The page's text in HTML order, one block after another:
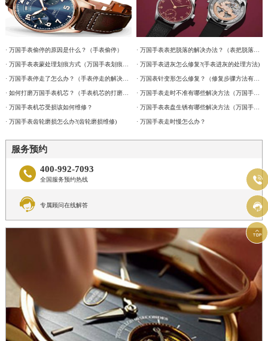
· 万国手表偷停的原因是什么？（手表偷停）
· 万国手表停走了怎么办？（手表停走的解决方法）
· 如何打磨万国手表机芯？（手表机芯的打磨方法）
· 万国手表机芯受损该如何维修？
· 万国手表齿轮磨损怎么办?(齿轮磨损维修)
· 万国手表进灰怎么修复?(手表进灰的处理方法)
· 万国手表走时慢怎么办？
服务预约
 400-992-7093
全国服务预约热线
 专属顾问在线解答


